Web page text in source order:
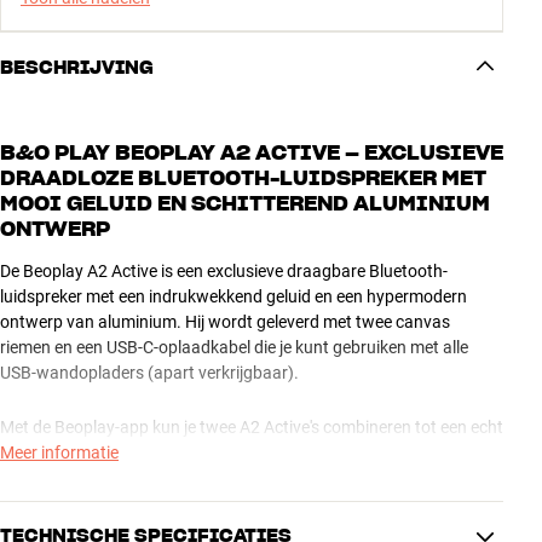
BESCHRIJVING
B&O PLAY BEOPLAY A2 ACTIVE – EXCLUSIEVE
DRAADLOZE BLUETOOTH-LUIDSPREKER MET
MOOI GELUID EN SCHITTEREND ALUMINIUM
ONTWERP
De Beoplay A2 Active is een exclusieve draagbare Bluetooth-
luidspreker met een indrukwekkend geluid en een hypermodern
ontwerp van aluminium. Hij wordt geleverd met twee canvas
riemen en een USB-C-oplaadkabel die je kunt gebruiken met alle
USB-wandopladers (apart verkrijgbaar).
Met de Beoplay-app kun je twee A2 Active's combineren tot een echt
stereosysteem. De apparaten zijn stof- en spatwaterbestendig, en
laten geen stof en water door. Er kunnen acht apparaten tegelijk
worden gepaard met de A2 Active, zodat jij en je vrienden om de
Meer informatie
TECHNISCHE SPECIFICATIES